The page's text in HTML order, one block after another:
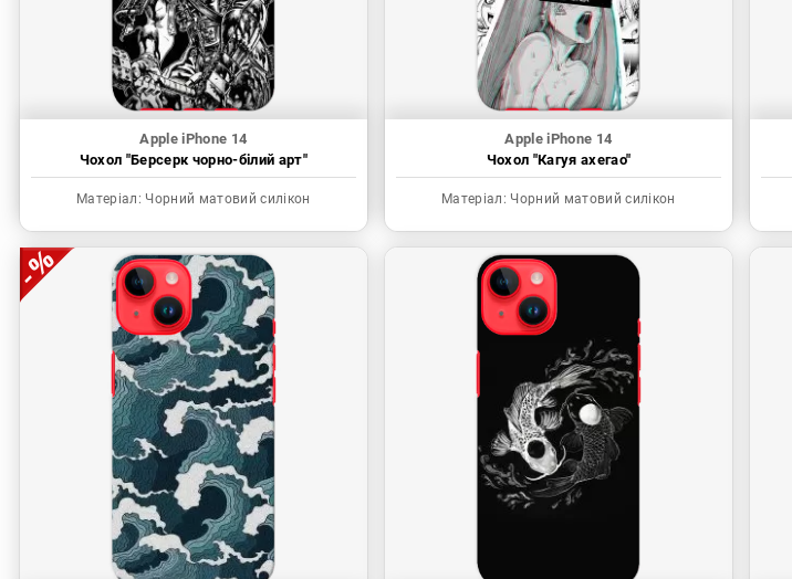
Apple iPhone 14
Чохол "Берсерк чорно-білий арт"
Матеріал: Чорний матовий силікон
Apple iPhone 14
Чохол "Кагуя ахегао"
Матеріал: Чорний матовий силікон